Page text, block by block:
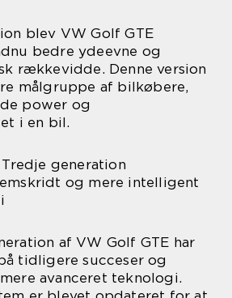
blev VW Golf GTE
bedre ydeevne og
rækkevidde. Denne version
målgruppe af bilkøbere,
power og
i en bil.
generation
og mere intelligent
af VW Golf GTE har
tidligere succeser og
avanceret teknologi.